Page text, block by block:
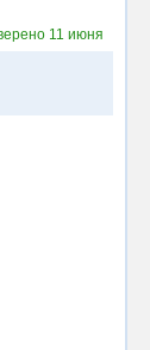
11 июня